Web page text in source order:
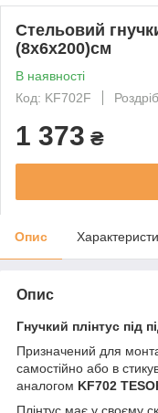
Стельовий
(8х6х200)см
В наявності
Код: KF702F
Роздріб
1 373 ₴
Опис
Опис
Гнучкий плінтус під
Призначений для
самостійно або в
аналогом KF702
Плінтус має у своєму